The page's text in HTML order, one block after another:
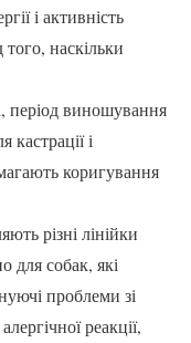
і активність
наскільки
період виношування
кастрації і
коригування
різні лінійки
для собак, які
проблеми зі
реакції,